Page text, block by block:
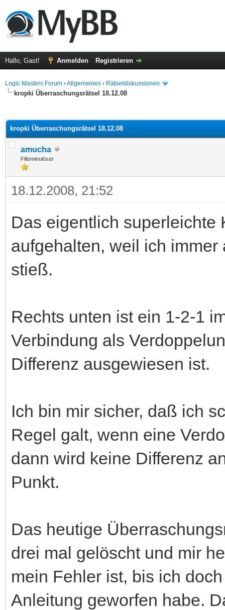
Hallo, Gast! Anmelden Registrieren
Logic Masters Forum ›Allgemeines › Rätseldiskussionen
kropki Überraschungsrätsel 18.12.08
kropki Überraschungsrätsel 18.12.08
amucha
Fillominolöser
18.12.2008, 21:52
Das eigentlich superleichte
aufgehalten, weil ich
stieß.
Rechts unten ist ein 1-2-1
Verbindung als
Differenz ausgewiesen ist.
Ich bin mir sicher, daß ich
Regel galt, wenn eine
dann wird keine Differenz
Punkt.
Das heutige
drei mal gelöscht und mir
mein Fehler ist, bis ich
Anleitung geworfen habe.